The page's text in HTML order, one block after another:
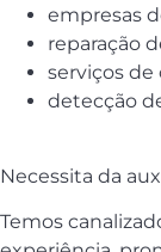
empresas
reparação
serviços de
detecção
Necessita da
Temos